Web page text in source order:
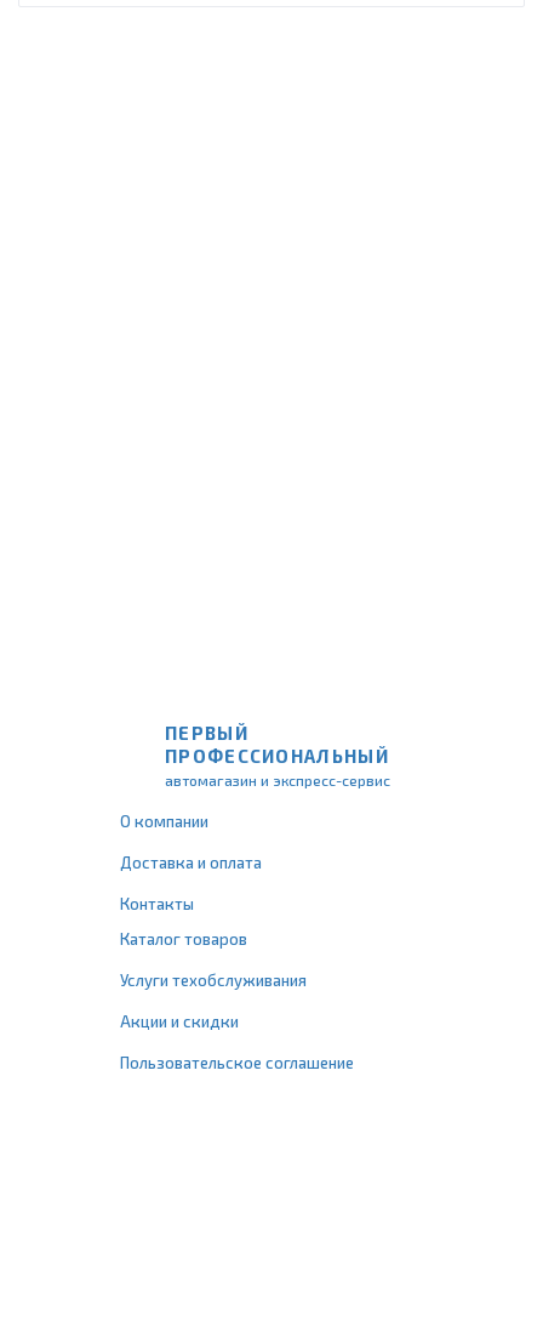
ПЕРВЫЙ
ПРОФЕССИОНАЛЬНЫЙ
автомагазин и экспресс-сервис
О компании
Доставка и оплата
Контакты
Каталог товаров
Услуги техобслуживания
Акции и скидки
Пользовательское соглашение